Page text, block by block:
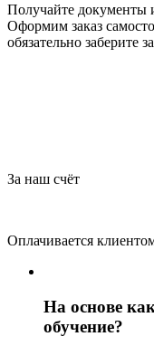
Получайте документы
Оформим заказ
обязательно заберите
За наш счёт
Оплачивается
На основе
обучение?